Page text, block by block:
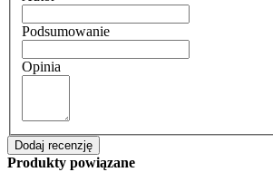
Podsumowanie
Opinia
Dodaj recenzję
Produkty powiązane